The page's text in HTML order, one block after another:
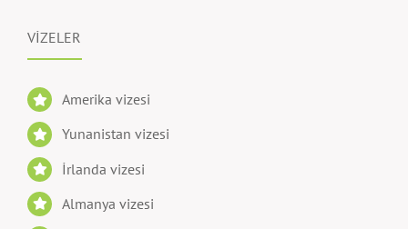
VİZELER
Amerika vizesi
Yunanistan vizesi
İrlanda vizesi
Almanya vizesi